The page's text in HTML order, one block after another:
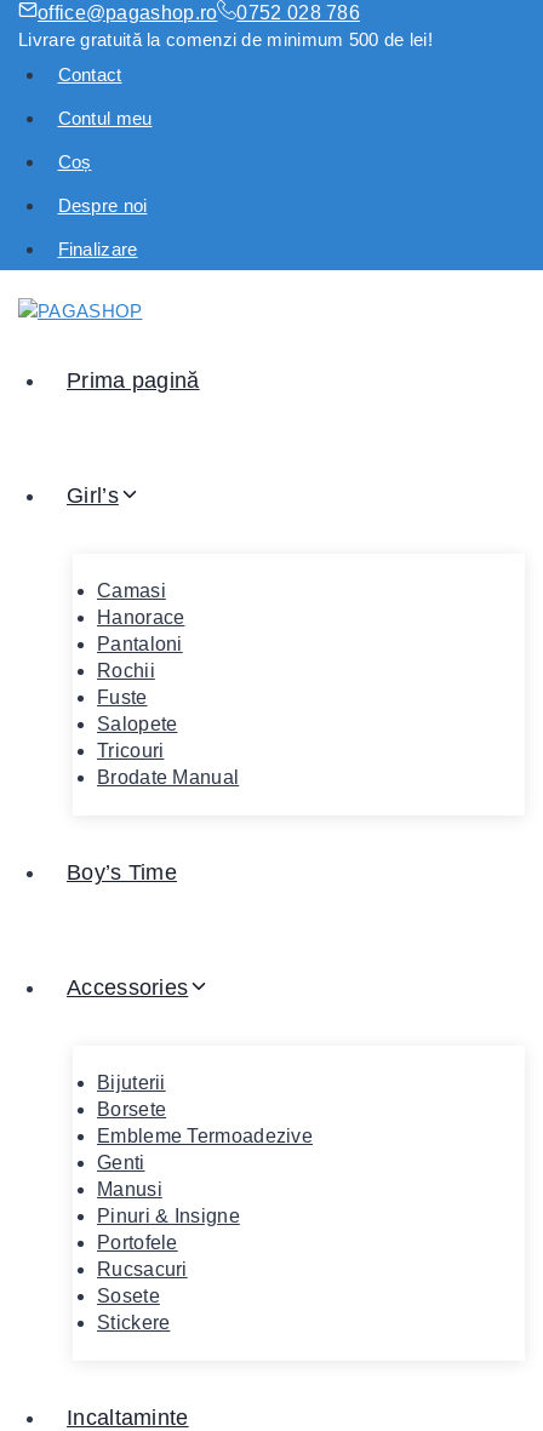
office@pagashop.ro
0752 028 786
Livrare gratuită la comenzi de minimum 500 de lei!
Contact
Contul meu
Coș
Despre noi
Finalizare
Prima pagină
Girl’s
Camasi
Hanorace
Pantaloni
Rochii
Fuste
Salopete
Tricouri
Brodate Manual
Boy’s Time
Accessories
Bijuterii
Borsete
Embleme Termoadezive
Genti
Manusi
Pinuri & Insigne
Portofele
Rucsacuri
Sosete
Stickere
Incaltaminte